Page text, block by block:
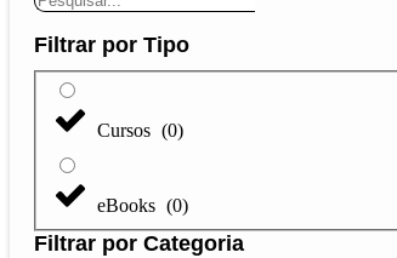
Filtrar por Tipo
Cursos (0)
eBooks (0)
Filtrar por Categoria